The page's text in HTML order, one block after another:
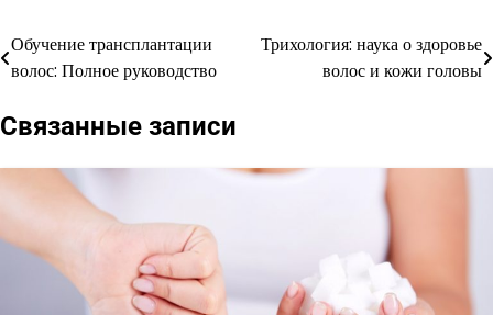
Навигация
записям
Обучение трансплантации
волос: Полное руководство
Трихология: наука о здоровье
волос и кожи головы
Связанные записи